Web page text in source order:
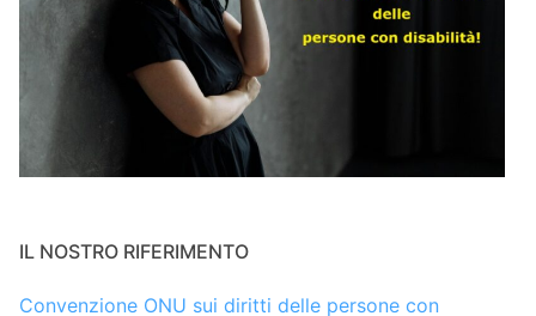
IL NOSTRO RIFERIMENTO
Convenzione ONU sui diritti delle persone con